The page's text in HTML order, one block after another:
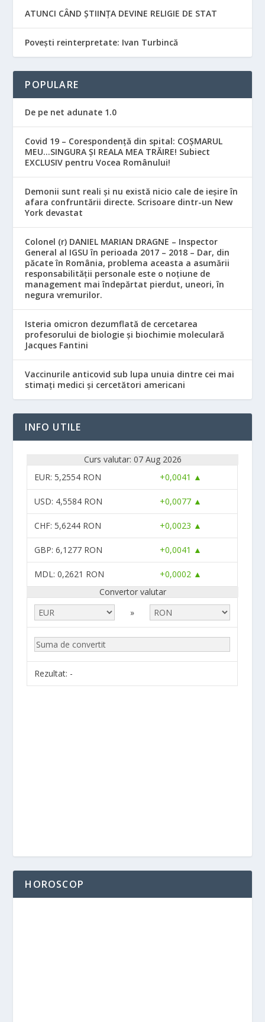
ATUNCI CÂND ȘTIINȚA DEVINE RELIGIE DE STAT
Povești reinterpretate: Ivan Turbincă
POPULARE
De pe net adunate 1.0
Covid 19 – Corespondență din spital: COȘMARUL
MEU…SINGURA ȘI REALA MEA TRĂIRE! Subiect
EXCLUSIV pentru Vocea Românului!
Demonii sunt reali și nu există nicio cale de ieșire în
afara confruntării directe. Scrisoare dintr-un New
York devastat
Colonel (r) DANIEL MARIAN DRAGNE – Inspector
General al IGSU în perioada 2017 – 2018 – Dar, din
păcate în România, problema aceasta a asumării
responsabilităţii personale este o noţiune de
management mai îndepărtat pierdut, uneori, în
negura vremurilor.
Isteria omicron dezumflată de cercetarea
profesorului de biologie și biochimie moleculară
Jacques Fantini
Vaccinurile anticovid sub lupa unuia dintre cei mai
stimați medici și cercetători americani
INFO UTILE
Curs valutar: 07 Aug 2026
EUR: 5,2554 RON +0,0041 ▲
USD: 4,5584 RON +0,0077 ▲
CHF: 5,6244 RON +0,0023 ▲
GBP: 6,1277 RON +0,0041 ▲
MDL: 0,2621 RON
+0,0002 ▲
Convertor valutar
»
Rezultat: -
HOROSCOP